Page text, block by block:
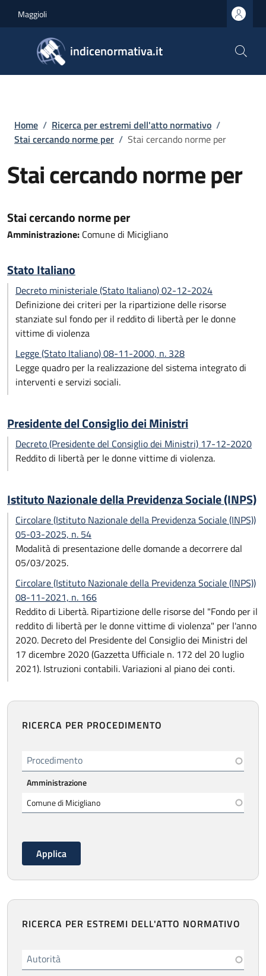
Maggioli
indicenormativa.it
Briciole di pane
Home / Ricerca per estremi dell'atto normativo /
Stai cercando norme per / Stai cercando norme per
Stai cercando norme per
Stai cercando norme per
Amministrazione: Comune di Micigliano
Stato Italiano
Decreto ministeriale (Stato Italiano) 02-12-2024
Definizione dei criteri per la ripartizione delle risorse
stanziate sul fondo per il reddito di libertà per le donne
vittime di violenza
Legge (Stato Italiano) 08-11-2000, n. 328
Legge quadro per la realizzazione del sistema integrato di
interventi e servizi sociali.
Presidente del Consiglio dei Ministri
Decreto (Presidente del Consiglio dei Ministri) 17-12-2020
Reddito di libertà per le donne vittime di violenza.
Istituto Nazionale della Previdenza Sociale (INPS)
Circolare (Istituto Nazionale della Previdenza Sociale (INPS))
05-03-2025, n. 54
Modalità di presentazione delle domande a decorrere dal
05/03/2025.
Circolare (Istituto Nazionale della Previdenza Sociale (INPS))
08-11-2021, n. 166
Reddito di Libertà. Ripartizione delle risorse del "Fondo per il
reddito di libertà per le donne vittime di violenza" per l'anno
2020. Decreto del Presidente del Consiglio dei Ministri del
17 dicembre 2020 (Gazzetta Ufficiale n. 172 del 20 luglio
2021). Istruzioni contabili. Variazioni al piano dei conti.
RICERCA PER PROCEDIMENTO
Procedimento
Amministrazione
RICERCA PER ESTREMI DELL'ATTO NORMATIVO
Autorità